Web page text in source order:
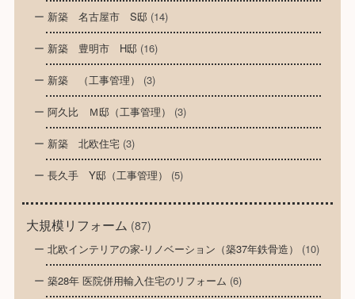
新築 名古屋市 S邸(14)
新築 豊明市 H邸(16)
新築 （工事管理） (3)
阿久比 Ｍ邸（工事管理） (3)
新築 北欧住宅(3)
長久手 Y邸（工事管理） (5)
大規模リフォーム (87)
北欧インテリアの家-リノベーション（築37年鉄骨造） (10)
築28年 医院併用輸入住宅のリフォーム (6)